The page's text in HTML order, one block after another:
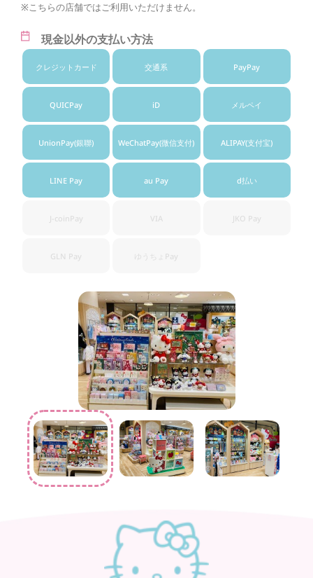
※こちらの店舗ではご利用いただけません。
現金以外の支払い方法
クレジット カード 交通系 PayPay
QUICPay iD メルペイ
UnionPay(銀聯) WeChatPay(微信支付) ALIPAY(支付宝)
LINE Pay au Pay d払い
J-coinPay VIA JKO Pay
GLN Pay ゆうちょ Pay